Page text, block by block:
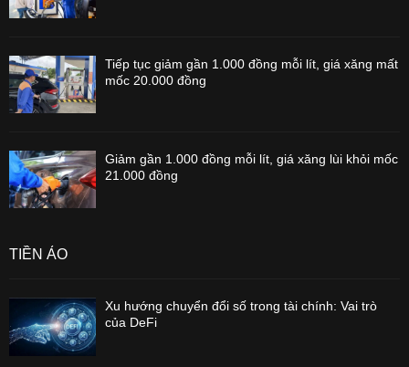
Tiếp tục giảm gần 1.000 đồng mỗi lít, giá xăng mất
mốc 20.000 đồng
Giảm gần 1.000 đồng mỗi lít, giá xăng lùi khỏi mốc
21.000 đồng
TIỀN ẢO
Xu hướng chuyển đổi số trong tài chính: Vai trò
của DeFi